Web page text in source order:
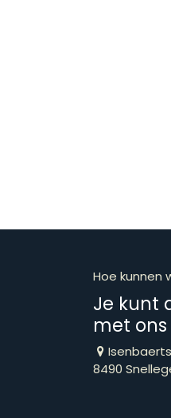
Hoe kunnen
Je kunt
met
8490